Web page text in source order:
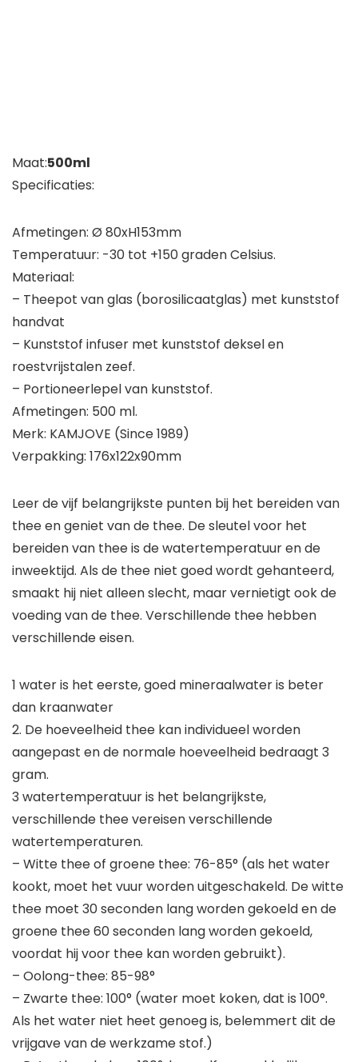
Maat:500ml
Specificaties:
Afmetingen: Ø 80xH153mm
Temperatuur: -30 tot +150 graden Celsius.
Materiaal:
– Theepot van glas (borosilicaatglas) met kunststof
handvat
– Kunststof infuser met kunststof deksel en
roestvrijstalen zeef.
– Portioneerlepel van kunststof.
Afmetingen: 500 ml.
Merk: KAMJOVE (Since 1989)
Verpakking: 176x122x90mm
Leer de vijf belangrijkste punten bij het bereiden van
thee en geniet van de thee. De sleutel voor het
bereiden van thee is de watertemperatuur en de
inweektijd. Als de thee niet goed wordt gehanteerd,
smaakt hij niet alleen slecht, maar vernietigt ook de
voeding van de thee. Verschillende thee hebben
verschillende eisen.
1 water is het eerste, goed mineraalwater is beter
dan kraanwater
2. De hoeveelheid thee kan individueel worden
aangepast en de normale hoeveelheid bedraagt 3
gram.
3 watertemperatuur is het belangrijkste,
verschillende thee vereisen verschillende
watertemperaturen.
– Witte thee of groene thee: 76-85° (als het water
kookt, moet het vuur worden uitgeschakeld. De witte
thee moet 30 seconden lang worden gekoeld en de
groene thee 60 seconden lang worden gekoeld,
voordat hij voor thee kan worden gebruikt).
– Oolong-thee: 85-98°
– Zwarte thee: 100° (water moet koken, dat is 100°.
Als het water niet heet genoeg is, belemmert dit de
vrijgave van de werkzame stof.)